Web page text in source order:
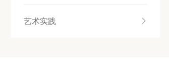
艺术实践